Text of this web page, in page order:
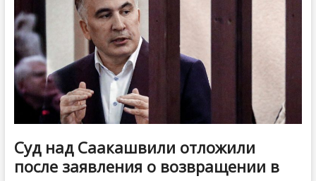
o
Суд над Саакашвили отложили
после заявления о возвращении в